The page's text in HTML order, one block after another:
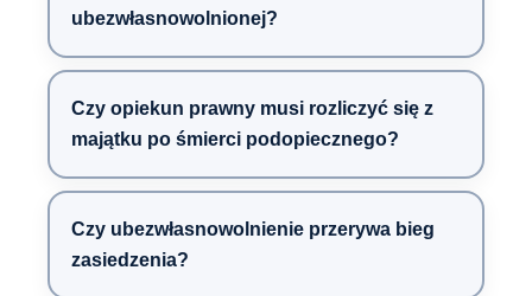
ubezwłasnowolnionej?
Czy opiekun prawny musi rozliczyć się z
majątku po śmierci podopiecznego?
Czy ubezwłasnowolnienie przerywa bieg
zasiedzenia?